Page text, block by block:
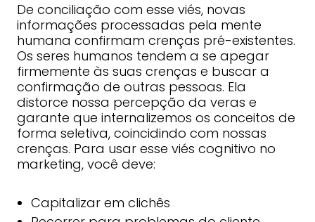
De conciliação com esse viés, novas
informações processadas pela mente
humana confirmam crenças pré-existentes.
Os seres humanos tendem a se apegar
firmemente às suas crenças e buscar a
confirmação de outras pessoas. Ela
distorce nossa percepção da veras e
garante que internalizemos os conceitos de
forma seletiva, coincidindo com nossas
crenças. Para usar esse viés cognitivo no
marketing, você deve:
Capitalizar em clichês